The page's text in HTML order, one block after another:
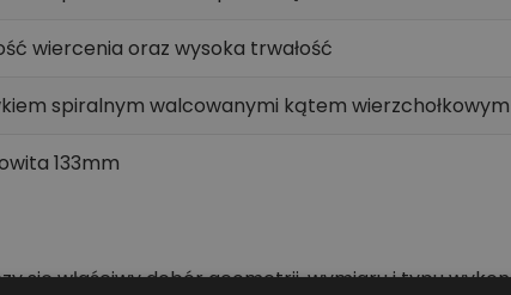
wiercenia oraz wysoka trwałość
spiralnym walcowanymi kątem wierzchołkowym
133mm
się właściwy dobór geometrii, wymiaru i typu